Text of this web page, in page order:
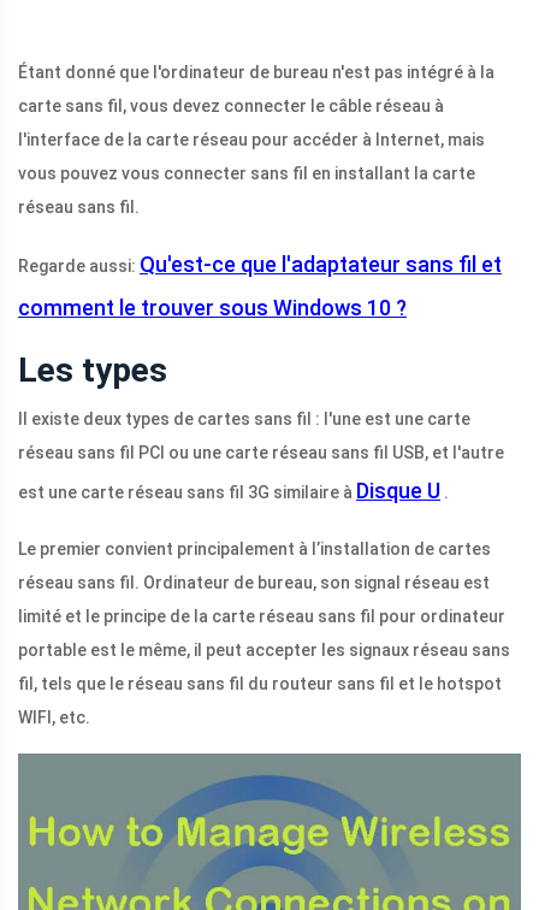
Étant donné que l'ordinateur de bureau n'est pas intégré à la
carte sans fil, vous devez connecter le câble réseau à
l'interface de la carte réseau pour accéder à Internet, mais
vous pouvez vous connecter sans fil en installant la carte
réseau sans fil.
Regarde aussi: Qu'est-ce que l'adaptateur sans fil et
comment le trouver sous Windows 10 ?
Les types
Il existe deux types de cartes sans fil : l'une est une carte
réseau sans fil PCI ou une carte réseau sans fil USB, et l'autre
est une carte réseau sans fil 3G similaire à Disque U .
Le premier convient principalement à l’installation de cartes
réseau sans fil. Ordinateur de bureau, son signal réseau est
limité et le principe de la carte réseau sans fil pour ordinateur
portable est le même, il peut accepter les signaux réseau sans
fil, tels que le réseau sans fil du routeur sans fil et le hotspot
WIFI, etc.